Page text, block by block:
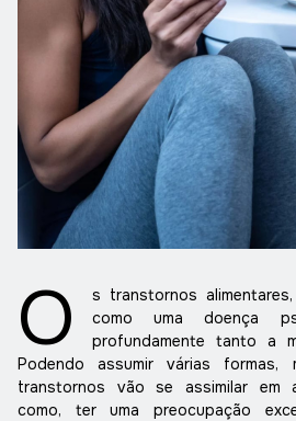
O
s transtornos
como uma doença
profundamente tanto a
Podendo assumir várias formas,
transtornos vão se assimilar em
como, ter uma preocupação